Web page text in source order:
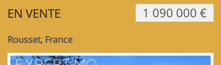
Louer
EN VENTE 1 090 000 €
Rousset, France